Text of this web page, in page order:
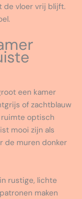
de vloer vrij blijft.
een kamer
of zachtblauw
optisch
mooi zijn als
de muren donker
rustige, lichte
maken